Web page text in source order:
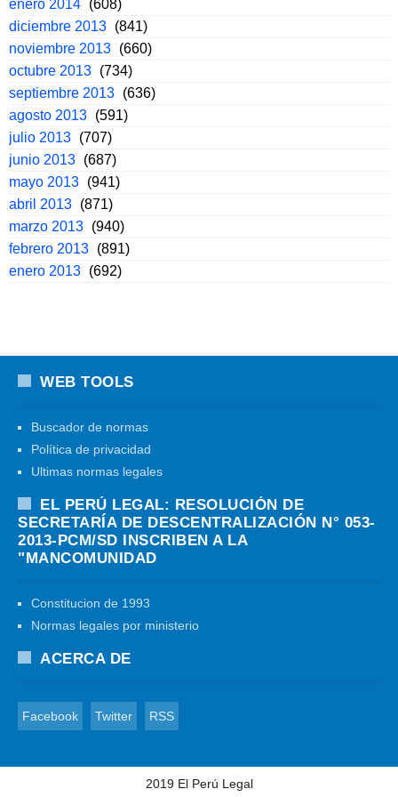
enero 2014 (608)
diciembre 2013 (841)
noviembre 2013 (660)
octubre 2013 (734)
septiembre 2013 (636)
agosto 2013 (591)
julio 2013 (707)
junio 2013 (687)
mayo 2013 (941)
abril 2013 (871)
marzo 2013 (940)
febrero 2013 (891)
enero 2013 (692)
WEB TOOLS
Buscador de normas
Política de privacidad
Ultimas normas legales
EL PERÚ LEGAL: RESOLUCIÓN DE
SECRETARÍA DE DESCENTRALIZACIÓN N° 053-
2013-PCM/SD INSCRIBEN A LA
"MANCOMUNIDAD
Constitucion de 1993
Normas legales por ministerio
ACERCA DE
Facebook Twitter RSS
2019 El Perú Legal